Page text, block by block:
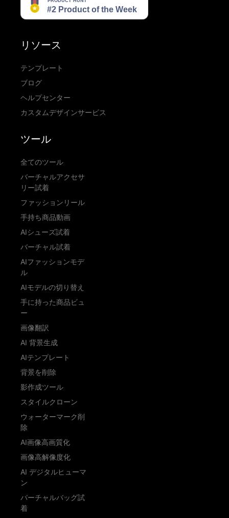
リソース
テンプレート
ブログ
ヘルプセンター
カスタムデザインサービス
ツール
全てのツール
バーチャルアクセサ
リー試着
ファッションリール
手持ち商品動画
AIシューズ試着
バーチャル試着
AIファッションモデ
ル
AIモデルの切り替え
手に持った商品ビュ
ー
画像翻訳
AI 背景生成
AIテンプレート
背景を削除
影作成ツール
スタイルクローン
ウォーターマーク削
除
AI画像高画質化
画像高解像度化
AI デジタルヒューマ
ン
バーチャルバッグ試
着